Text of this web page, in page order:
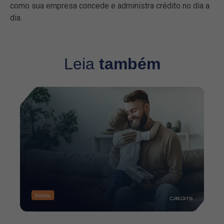
como sua empresa concede e administra crédito no dia a
dia.
Leia também